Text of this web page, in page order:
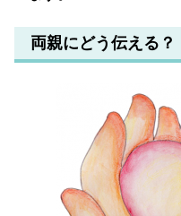
両親にどう伝える？